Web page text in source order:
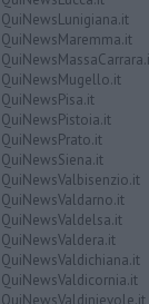
QuiNewsLunigiana.it
QuiNewsMaremma.it
QuiNewsMugello.it
QuiNewsPisa.it
QuiNewsPistoia.it
QuiNewsPrato.it
QuiNewsSiena.it
QuiNewsValbisenzio.it
QuiNewsValdarno.it
QuiNewsValdelsa.it
QuiNewsValdera.it
QuiNewsValdichiana.it
QuiNewsValdicornia.it
QuiNewsValdinievole.it